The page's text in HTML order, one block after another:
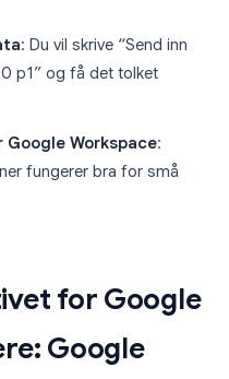
: Du vil skrive “Send inn
p1” og få det tolket
Workspace:
fungerer bra for små
for Google
Google